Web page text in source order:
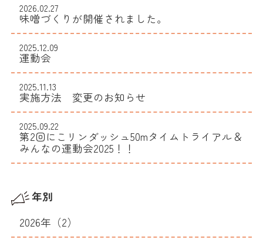
味噌づくりが開催されました。
2026.02.27
運動会
2025.12.09
実施方法 変更のお知らせ
2025.11.13
​​第2回にこリンダッシュ50mタイムトライアル＆
みんなの運動会2025！！
2025.09.22
年別
2026年（2）